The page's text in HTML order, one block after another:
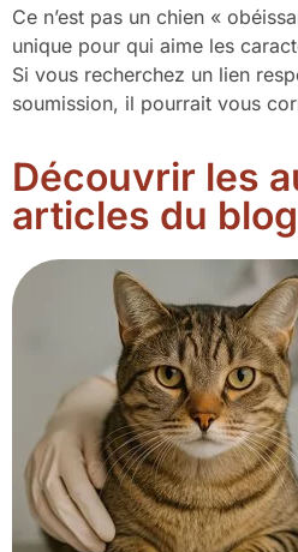
Ce n’est pas un chien «
unique pour qui aime les
Si vous recherchez un lien
soumission, il pourrait vous
Découvrir les
articles du blog